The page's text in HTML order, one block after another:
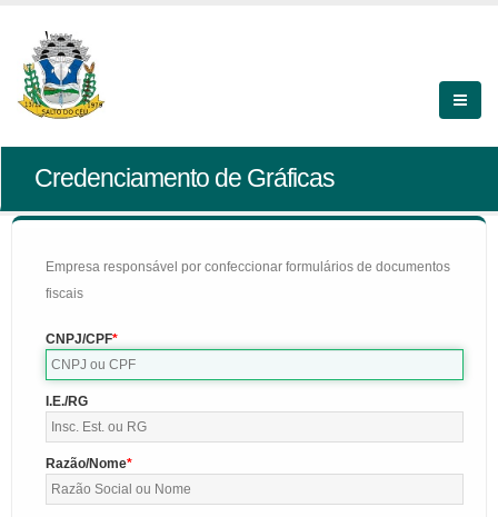
Credenciamento de Gráficas
Empresa responsável por confeccionar formulários de documentos
fiscais
CNPJ/CPF
I.E./RG
Razão/Nome